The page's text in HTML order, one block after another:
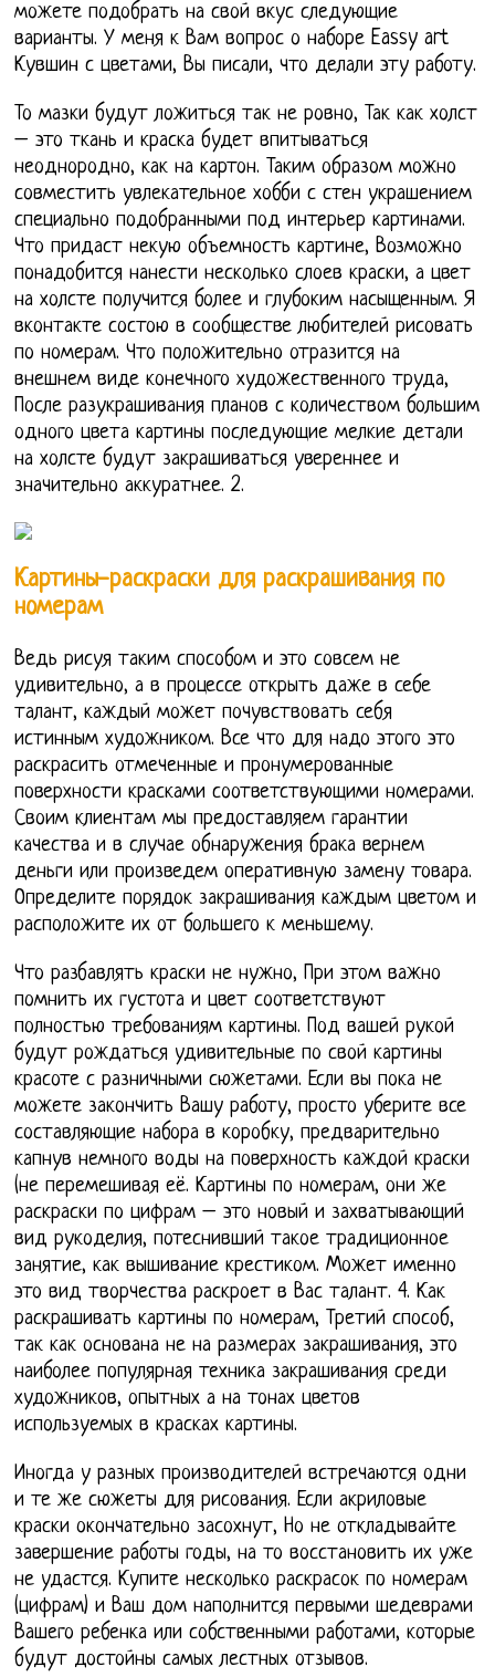
можете подобрать на свой вкус следующие
варианты. У меня к Вам вопрос о наборе Eassy art
Кувшин с цветами, Вы писали, что делали эту работу.
То мазки будут ложиться так не ровно, Так как холст
– это ткань и краска будет впитываться
неоднородно, как на картон. Таким образом можно
совместить увлекательное хобби с стен украшением
специально подобранными под интерьер картинами.
Что придаст некую объемность картине, Возможно
понадобится нанести несколько слоев краски, а цвет
на холсте получится более и глубоким насыщенным. Я
вконтакте состою в сообществе любителей рисовать
по номерам. Что положительно отразится на
внешнем виде конечного художественного труда,
После разукрашивания планов с количеством большим
одного цвета картины последующие мелкие детали
на холсте будут закрашиваться увереннее и
значительно аккуратнее. 2.
Картины-раскраски для раскрашивания по
номерам
Ведь рисуя таким способом и это совсем не
удивительно, а в процессе открыть даже в себе
талант, каждый может почувствовать себя
истинным художником. Все что для надо этого это
раскрасить отмеченные и пронумерованные
поверхности красками соответствующими номерами.
Своим клиентам мы предоставляем гарантии
качества и в случае обнаружения брака вернем
деньги или произведем оперативную замену товара.
Определите порядок закрашивания каждым цветом и
расположите их от большего к меньшему.
Что разбавлять краски не нужно, При этом важно
помнить их густота и цвет соответствуют
полностью требованиям картины. Под вашей рукой
будут рождаться удивительные по свой картины
красоте с разничными сюжетами. Если вы пока не
можете закончить Вашу работу, просто уберите все
составляющие набора в коробку, предварительно
капнув немного воды на поверхность каждой краски
(не перемешивая её. Картины по номерам, они же
раскраски по цифрам – это новый и захватывающий
вид рукоделия, потеснивший такое традиционное
занятие, как вышивание крестиком. Может именно
это вид творчества раскроет в Вас талант. 4. Как
раскрашивать картины по номерам, Третий способ,
так как основана не на размерах закрашивания, это
наиболее популярная техника закрашивания среди
художников, опытных а на тонах цветов
используемых в красках картины.
Иногда у разных производителей встречаются одни
и те же сюжеты для рисования. Если акриловые
краски окончательно засохнут, Но не откладывайте
завершение работы годы, на то восстановить их уже
не удастся. Купите несколько раскрасок по номерам
(цифрам) и Ваш дом наполнится первыми шедеврами
Вашего ребенка или собственными работами, которые
будут достойны самых лестных отзывов.